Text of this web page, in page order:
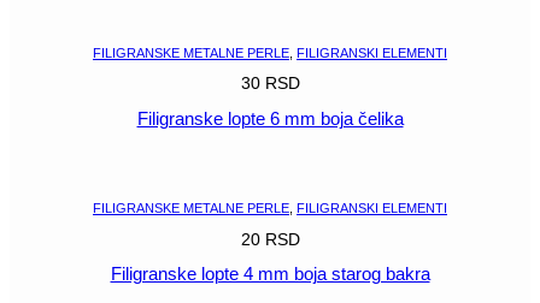
FILIGRANSKE METALNE PERLE FILIGRANSKI ELEMENTI
30 RSD
Filigranske lopte 6 mm boja čelika
FILIGRANSKE METALNE PERLE FILIGRANSKI ELEMENTI
20 RSD
Filigranske lopte 4 mm boja starog bakra